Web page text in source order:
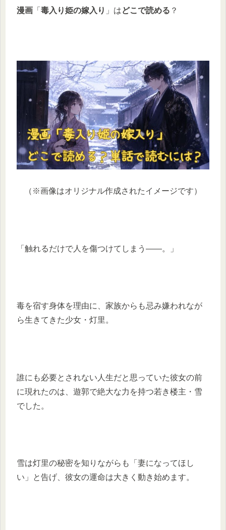
漫画 「 毒入り姫の嫁入り 」はどこで読める ？
（※画像はオリジナル作成されたイメージです）
「触れるだけで人を傷つけてしまう――。」
毒を宿す身体を理由に、家族からも忌み嫌われなが
ら生きてきた少女・灯里。
誰にも必要とされない人生だと思っていた彼女の前
に現れたのは、遊郭で絶大な力を持つ若き楼主・雪
でした。
雪は灯里の秘密を知りながらも「妻になってほし
い」と告げ、彼女の運命は大きく動き始めます。